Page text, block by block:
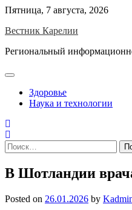
Skip
content
Пятница, 7 августа, 2026
Вестник Карелии
Региональный
Здоровье
Наука и технологии
Найти:
В Шотландии
Posted on 26.01.2026 by